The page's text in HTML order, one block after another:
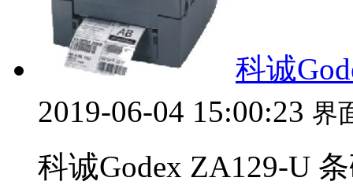
科诚
2019-06-04 15:00:23 界
科诚Godex ZA129-U